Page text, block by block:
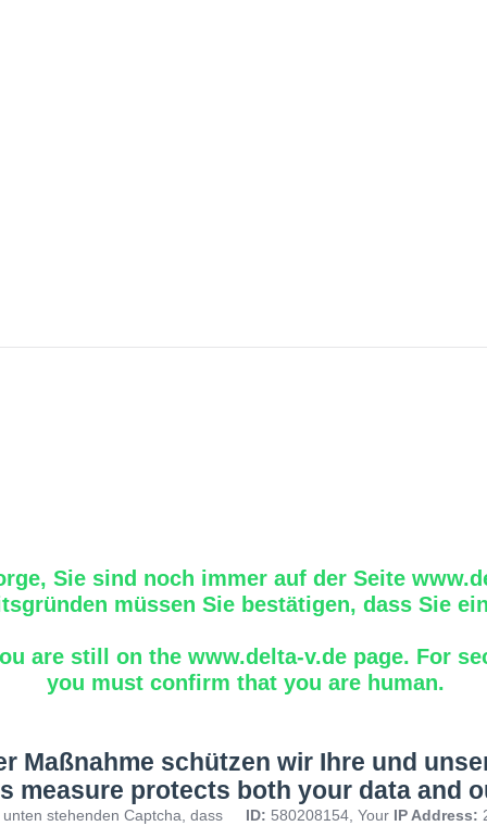
Sie sind noch immer auf der Seite
müssen Sie bestätigen, dass Sie
are still on the www.delta-v.de page. For
you must confirm that you are human.
Maßnahme schützen wir Ihre und
measure protects both your data and
stehenden Captcha, dass
ID: 580208154, Your IP Address: